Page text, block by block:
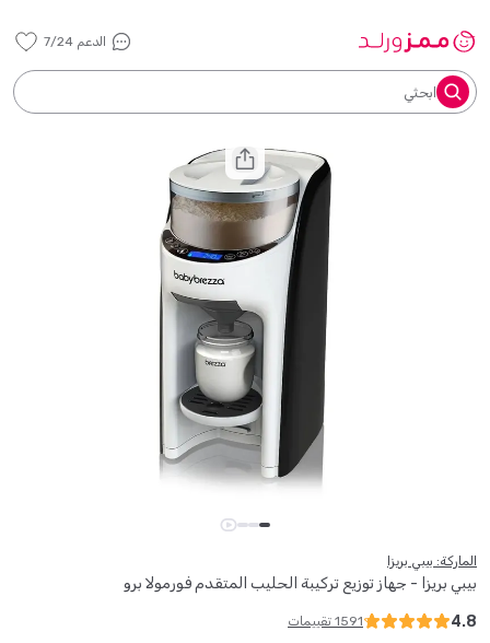
الدعم 7/24
ابحثي
الماركة: بيبي بريزا
بيبي بريزا - جهاز توزيع تركيبة الحليب المتقدم فورمولا برو
4.8
1591 تقييمات